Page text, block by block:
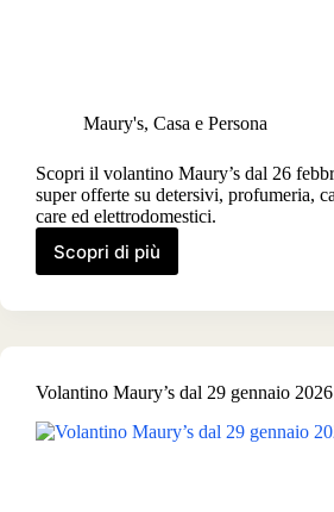
Maury's, Casa e Persona
Scopri il volantino Maury’s dal 26
super offerte su detersivi, profumeria,
care ed elettrodomestici.
Scopri di più
Volantino
dal
febbraio
Volantino Maury’s dal 29 gennaio 2026